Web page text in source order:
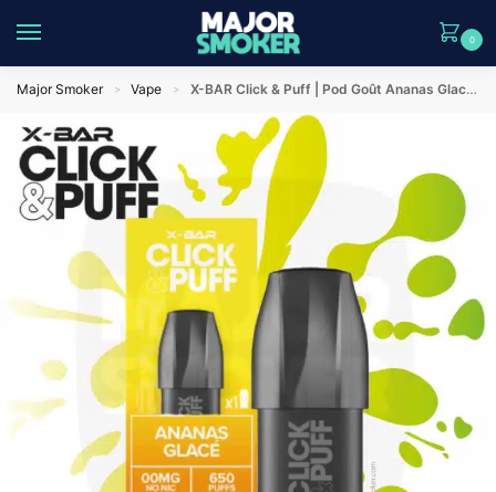
0
Major Smoker > Vape > X-BAR Click & Puff | Pod Goût Ananas Glacé | Recharge X-Bar